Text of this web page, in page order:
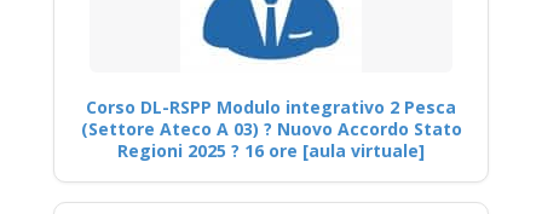
Corso DL-RSPP Modulo integrativo 2 Pesca
(Settore Ateco A 03) ? Nuovo Accordo Stato
Regioni 2025 ? 16 ore [aula virtuale]